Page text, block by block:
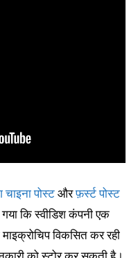
चाइना पोस्टऔरफ़र्स्ट पोस्ट
गया कि स्वीडिश कंपनी एक
विकसित कर रही